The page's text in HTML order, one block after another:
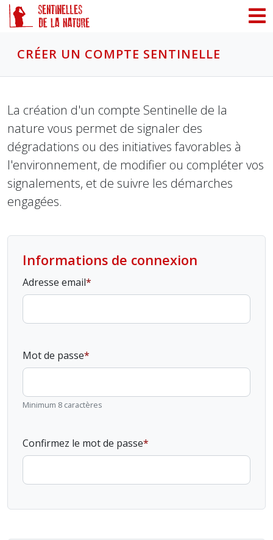
CRÉER UN COMPTE SENTINELLE
La création d'un compte Sentinelle de la
nature vous permet de signaler des
dégradations ou des initiatives favorables à
l'environnement, de modifier ou compléter vos
signalements, et de suivre les démarches
engagées.
Informations de connexion
Adresse email
Mot de passe
Minimum 8 caractères
Confirmez le mot de passe
Panneau de gestion des cookies